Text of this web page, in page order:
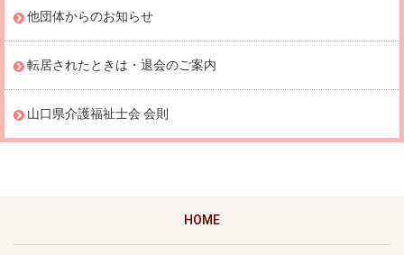
他団体からのお知らせ
転居されたときは・退会のご案内
山口県介護福祉士会 会則
HOME